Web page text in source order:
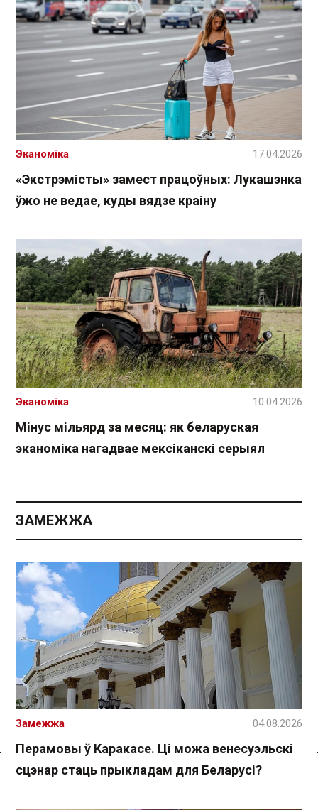
Спасылка без VPN
«Экстрэмісты» замест працоўных: Лукашэнка
ўжо не ведае, куды вядзе краіну
Эканоміка 17.04.2026
Мінус мільярд за месяц: як беларуская
эканоміка нагадвае мексіканскі серыял
Эканоміка 10.04.2026
ЗАМЕЖЖА
Перамовы ў Каракасе. Ці можа венесуэльскі
сцэнар стаць прыкладам для Беларусі?
Замежжа 04.08.2026